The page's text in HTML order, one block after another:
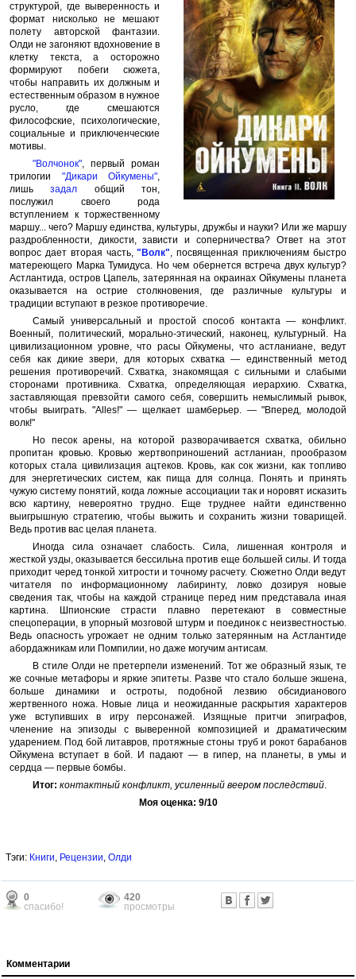
структурой, где выверенность и
формат нисколько не мешают
полету авторской фантазии.
Олди не загоняют вдохновение в
клетку текста, а осторожно
формируют побеги сюжета,
чтобы направить их должным и
естественным образом в нужное
русло, где смешаются
философские, психологические,
социальные и приключенческие
мотивы.
"Волчонок", первый роман
трилогии "Дикари Ойкумены",
лишьзадал общий тон,
послужил своего рода
вступлением к торжественному
маршу... чего? Маршу единства, культуры, дружбы и науки? Или же маршу
раздробленности, дикости, зависти и соперничества? Ответ на этот
вопрос дает вторая часть,"Волк", посвященная приключениям быстро
матереющего Марка Тумидуса. Но чем обернется встреча двух культур?
Астлантида, остров Цапель, затерянная на окраинах Ойкумены планета
оказывается на острие столкновения, где различные культуры и
традиции вступают в резкое противоречие.
Самый универсальный и простой способ контакта — конфликт.
Военный, политический, морально-этический, наконец, культурный. На
цивилизационном уровне, что расы Ойкумены, что астланиане, ведут
себя как дикие звери, для которых схватка — единственный метод
решения противоречий. Схватка, знакомящая с сильными и слабыми
сторонами противника. Схватка, определяющая иерархию. Схватка,
заставляющая превзойти самого себя, совершить немыслимый рывок,
чтобы выиграть. "Аlles!" — щелкает шамберьер. — "Вперед, молодой
волк!"
Но песок арены, на которой разворачивается схватка, обильно
пропитан кровью. Кровью жертвоприношений астланиан, прообразом
которых стала цивилизация ацтеков. Кровь, как сок жизни, как топливо
для энергетических систем, как пища для солнца. Понять и принять
чужую систему понятий, когда ложные ассоциации так и норовят исказить
всю картину, невероятно трудно. Еще труднее найти единственно
выигрышную стратегию, чтобы выжить и сохранить жизни товарищей.
Ведь против вас целая планета.
Иногда сила означает слабость. Сила, лишенная контроля и
жесткой узды, оказывается бессильна против еще большей силы. И тогда
приходит черед тонкой хитрости и точному расчету. Сюжетно Олди ведут
читателя по информационному лабиринту, ловко дозируя новые
сведения так, чтобы на каждой странице перед ним представала иная
картина. Шпионские страсти плавно перетекают в совместные
спецоперации, в упорный мозговой штурм и поединок с неизвестностью.
Ведь опасность угрожает не одним только затерянным на Астлантиде
абордажникам или Помпилии, но даже могучим антисам.
В стиле Олди не претерпели изменений. Тот же образный язык, те
же сочные метафоры и яркие эпитеты. Разве что стало больше экшена,
больше динамики и остроты, подобной лезвию обсидианового
жертвенного ножа. Новые лица и неожиданные раскрытия характеров
уже вступивших в игру персонажей. Изящные притчи эпиграфов,
членение на эпизоды с выверенной композицией и драматическим
ударением. Под бой литавров, протяжные стоны труб и рокот барабанов
Ойкумена вступает в бой. И падают — в гипер, на планеты, в умы и
сердца — первые бомбы.
Итог: контактный конфликт, усиленный веером последствий.
Моя оценка: 9/10
Тэги: Книги, Рецензии, Олди
0
спасибо!
420
просмотры
Комментарии